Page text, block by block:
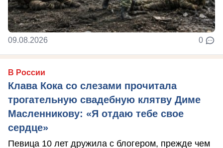
09.08.2026 0
В России
Клава Кока со слезами прочитала
трогательную свадебную клятву Диме
Масленникову: «Я отдаю тебе свое
сердце»
Певица 10 лет дружила с блогером, прежде чем